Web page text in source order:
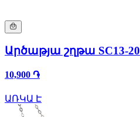
Արծաթյա շղթա SC13-20
10,900 ֏
ԱՌԿԱ Է